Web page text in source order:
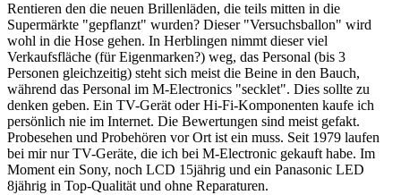
Rentieren den die neuen Brillenläden, die teils mitten in die
Supermärkte "gepflanzt" wurden? Dieser "Versuchsballon" wird
wohl in die Hose gehen. In Herblingen nimmt dieser viel
Verkaufsfläche (für Eigenmarken?) weg, das Personal (bis 3
Personen gleichzeitig) steht sich meist die Beine in den Bauch,
während das Personal im M-Electronics "secklet". Dies sollte zu
denken geben. Ein TV-Gerät oder Hi-Fi-Komponenten kaufe ich
persönlich nie im Internet. Die Bewertungen sind meist gefakt.
Probesehen und Probehören vor Ort ist ein muss. Seit 1979 laufen
bei mir nur TV-Geräte, die ich bei M-Electronic gekauft habe. Im
Moment ein Sony, noch LCD 15jährig und ein Panasonic LED
8jährig in Top-Qualität und ohne Reparaturen.